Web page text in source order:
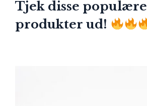
Tjek disse populære
produkter ud!